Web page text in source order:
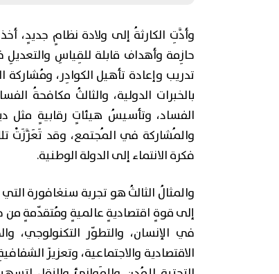
وأدَّتِ الكارثةُ إلى ولادة نظامٍ جديدٍ،
حازِمة وأهداف قابلة للقِياسِ
تدريب وإعادة تأهيل الكوادِر،
بالخبرات الدولية، والثالثُ مكافحةُ
الفساد، وتأسيسُ هيئاتٍ رقابيةٍ مثل
والمُشاركة في المُجتمع، وقد تَعَزَّزَتْ
فكرة الانتماء إلى الدولة الوطنية.
والمثالُ الثالثُ هو تجربة سنغافورة
إلى قوةٍ اقتصاديةٍ عالميةٍ ومُتقدّمةٍ من
في الإنسان، والتطوّر التكنولوجي،
الاقتصادية والاجتماعية، وتعزيزَ